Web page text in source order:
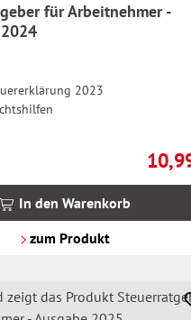
für Arbeitnehmer -
2023
In den Warenkorb
zum Produkt